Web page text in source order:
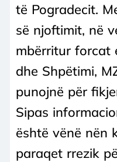
të Pogradecit.
së njoftimit, në
mbërritur forcat
dhe Shpëtimi,
punojnë për
Sipas
është vënë nën
paraqet rrezik